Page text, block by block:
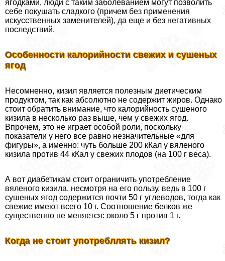
ягодками, люди с таким заболеванием могут позволить
себе покушать сладкого (причем без применения
искусственных заменителей), да еще и без негативных
последствий.
Особенности калорийности свежих и сушеных
ягод
Несомненно, кизил является полезным диетическим
продуктом, так как абсолютно не содержит жиров. Однако
стоит обратить внимание, что калорийность сушеного
кизила в несколько раз выше, чем у свежих ягод.
Впрочем, это не играет особой роли, поскольку
показатели у него все равно незначительные «для
фигуры», а именно: чуть больше 200 кКал у вяленого
кизила против 44 кКал у свежих плодов (на 100 г веса).
А вот диабетикам стоит ограничить употрeбление
вяленого кизила, несмотря на его пользу, ведь в 100 г
сушеных ягод содержится почти 50 г углеводов, тогда как
свежие имеют всего 10 г. Соотношение белков же
существенно не меняется: около 5 г против 1 г.
Когда не стоит употрeбллять кизил?